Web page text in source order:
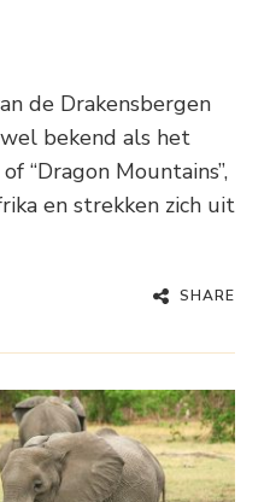
de Drakensbergen
bekend als het
“Dragon Mountains”,
en strekken zich uit
SHARE